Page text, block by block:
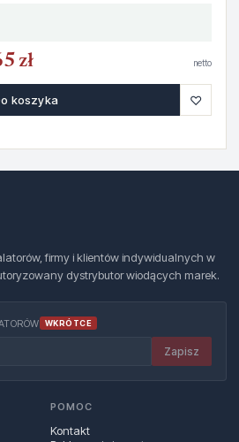
zł netto
koszyka ♡
firmy i klientów indywidualnych w
dystrybutor wiodących marek.
WKRÓTCE
Zapisz
POMOC
Kontakt